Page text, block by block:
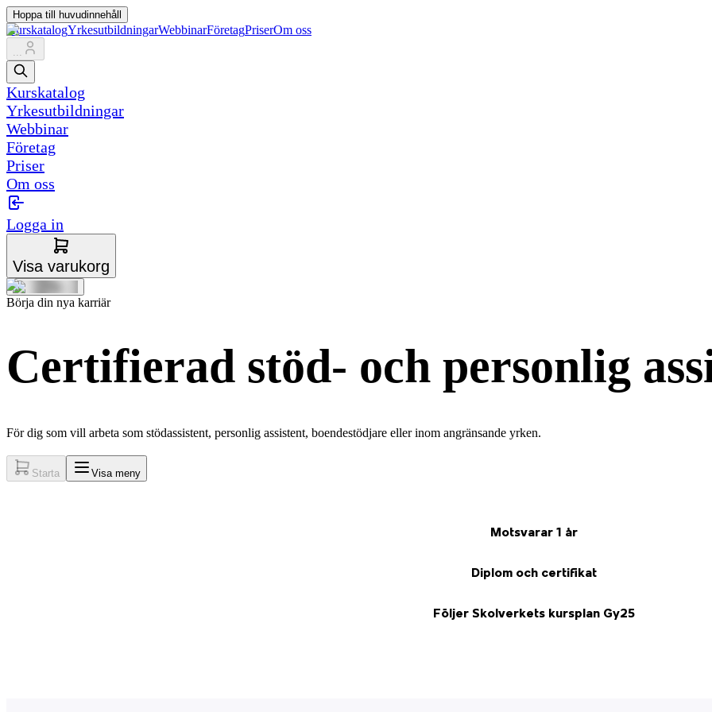
Hoppa till huvudinnehåll
KurskatalogYrkesutbildningarWebbinarFöretagPriserOm oss
...
Kurskatalog
Yrkesutbildningar
Webbinar
Företag
Priser
Om oss
Logga in
Visa varukorg
Börja din nya karriär
Certifierad stöd- och personlig
För dig som vill arbeta som stödassistent, personlig assistent, boendestödjare eller inom angränsande yrken.
Starta Visa meny
Motsvarar 1 år
Diplom och certifikat
Följer Skolverkets kursplan Gy25